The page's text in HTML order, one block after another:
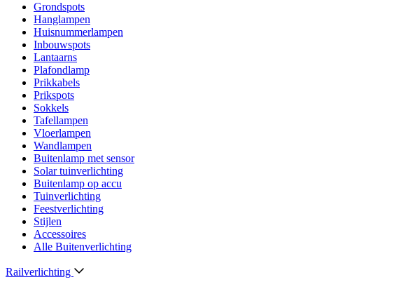
Grondspots
Hanglampen
Huisnummerlampen
Inbouwspots
Lantaarns
Plafondlamp
Prikkabels
Prikspots
Sokkels
Tafellampen
Vloerlampen
Wandlampen
Buitenlamp met sensor
Solar tuinverlichting
Buitenlamp op accu
Tuinverlichting
Feestverlichting
Stijlen
Accessoires
Alle Buitenverlichting
Railverlichting